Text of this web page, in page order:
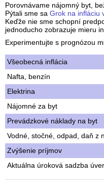
Porovnávame nájomný byt,
Pýtali sme sa Grok na infláciu
Keďže nie sme schopní
jednoducho zobrazuje mieru
Experimentujte s prognózou
Všeobecná inflácia
Nafta, benzín
Elektrina
Nájomné za byt
Prevádzkové náklady na byt
Vodné, stočné, odpad, daň z
Zvýšenie príjmov
Aktuálna úroková sadzba